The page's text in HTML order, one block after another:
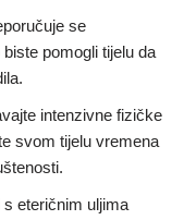
se
pomogli tijelu da
intenzivne fizičke
svom tijelu vremena
s eteričnim uljima